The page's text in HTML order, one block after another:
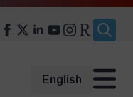
English